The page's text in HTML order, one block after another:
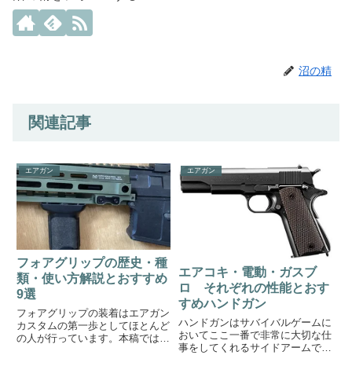
沼の精
関連記事
エアガン
フォアグリップの歴史・種
類・使い方解説とおすすめ
9選
フォアグリップの装着はエアガン
カスタムの第一歩としてほとんど
の人が行っています。本稿ではそ
エアガン
エアコキ・電動・ガスブ
ロ それぞれの性能とおす
すめハンドガン
ハンドガンはサバイバルゲームに
おいてここ一番で非常に大切な仕
事をしてくれるサイドアームで